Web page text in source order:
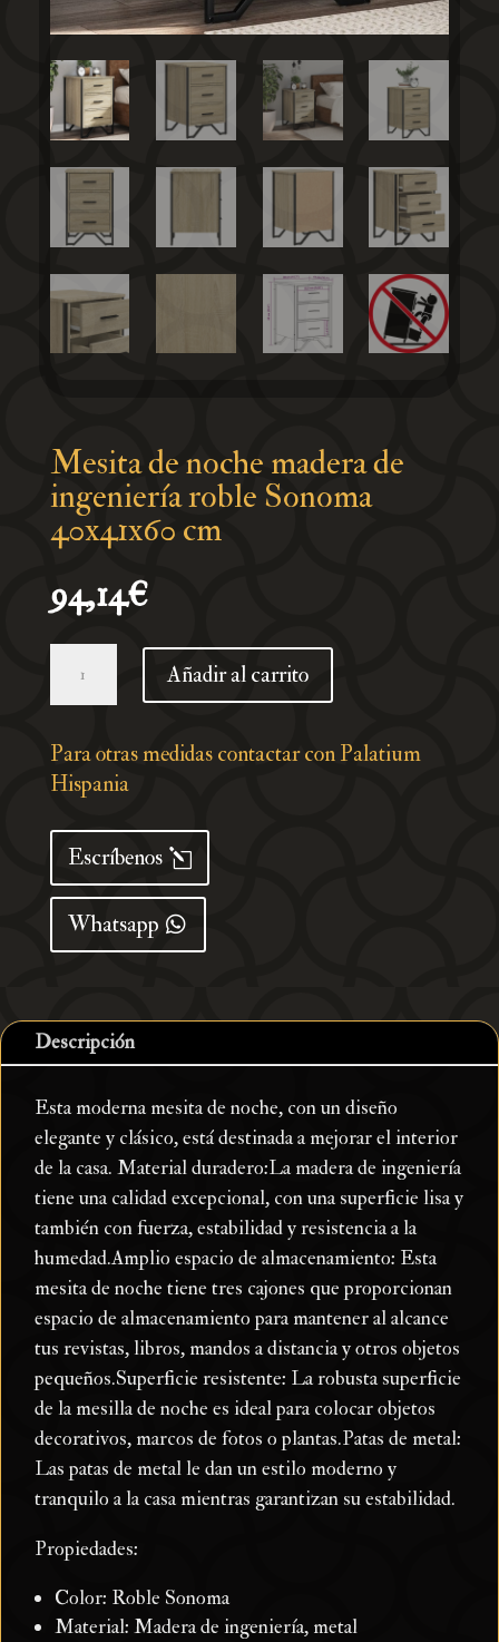
Mesita de noche madera de
ingeniería roble Sonoma
40x41x60 cm
94,14€
madera
de
roble
Sonoma
40x41x60
cantidad
Añadir al carrito
Para otras medidas contactar con Palatium
Hispania
Escríbenos
Whatsapp
Descripción
Esta moderna mesita de noche, con un diseño
elegante y clásico, está destinada a mejorar el interior
de la casa. Material duradero:La madera de ingeniería
tiene una calidad excepcional, con una superficie lisa y
también con fuerza, estabilidad y resistencia a la
humedad.Amplio espacio de almacenamiento: Esta
mesita de noche tiene tres cajones que proporcionan
espacio de almacenamiento para mantener al alcance
tus revistas, libros, mandos a distancia y otros objetos
pequeños.Superficie resistente: La robusta superficie
de la mesilla de noche es ideal para colocar objetos
decorativos, marcos de fotos o plantas.Patas de metal:
Las patas de metal le dan un estilo moderno y
tranquilo a la casa mientras garantizan su estabilidad.
Propiedades:
Color: Roble Sonoma
Material: Madera de ingeniería, metal